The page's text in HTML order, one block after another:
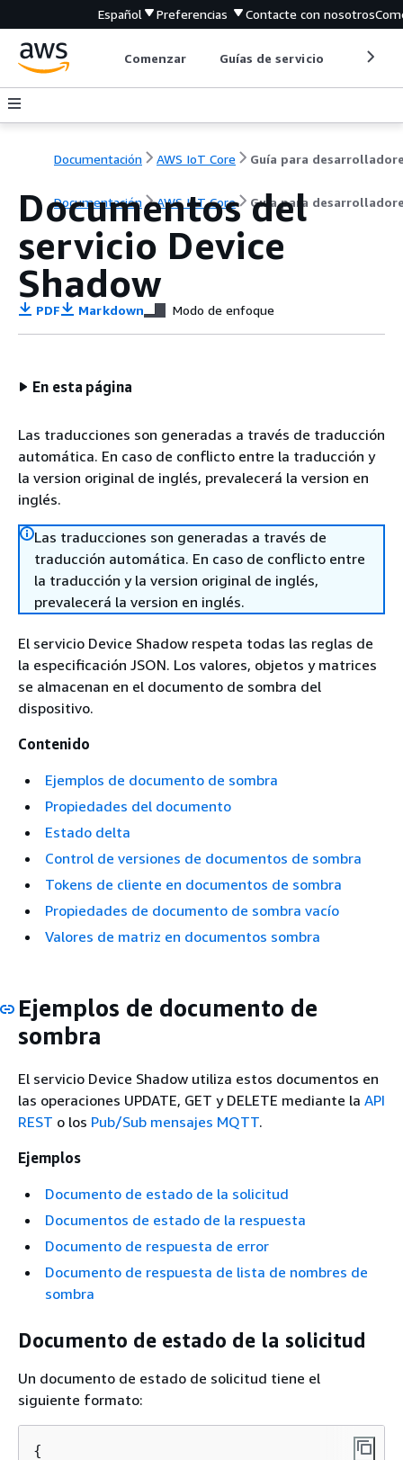
Español Preferencias Contacte con nosotros
Comenzar Guías de servicio
Documentación AWS IoT Core Guía para
Documentación AWS IoT Core Guía para
Documentos del
servicio Device
Shadow
PDF Markdown Modo de enfoque
En esta página
Las traducciones son generadas a través de traducción
automática. En caso de conflicto entre la traducción y
la version original de inglés, prevalecerá la version en
inglés.
Las traducciones son generadas a través de
traducción automática. En caso de conflicto entre
la traducción y la version original de inglés,
prevalecerá la version en inglés.
El servicio Device Shadow respeta todas las reglas de
la especificación JSON. Los valores, objetos y matrices
se almacenan en el documento de sombra del
dispositivo.
Contenido
Ejemplos de documento de sombra
Propiedades del documento
Estado delta
Control de versiones de documentos de sombra
Tokens de cliente en documentos de sombra
Propiedades de documento de sombra vacío
Valores de matriz en documentos sombra
Ejemplos de documento de
sombra
El servicio Device Shadow utiliza estos documentos en
las operaciones UPDATE, GET y DELETE mediante la API
REST o los Pub/Sub mensajes MQTT.
Ejemplos
Documento de estado de la solicitud
Documentos de estado de la respuesta
Documento de respuesta de error
Documento de respuesta de lista de nombres de
sombra
Documento de estado de la solicitud
Un documento de estado de solicitud tiene el
siguiente formato:
{